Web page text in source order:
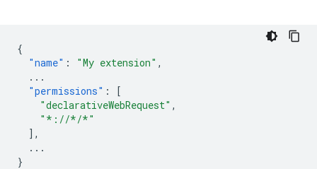
{
"name" : "My extension" ,
...
"permissions" :
[
"declarativeWebRequest" ,
"*://*/*"
],
...
}